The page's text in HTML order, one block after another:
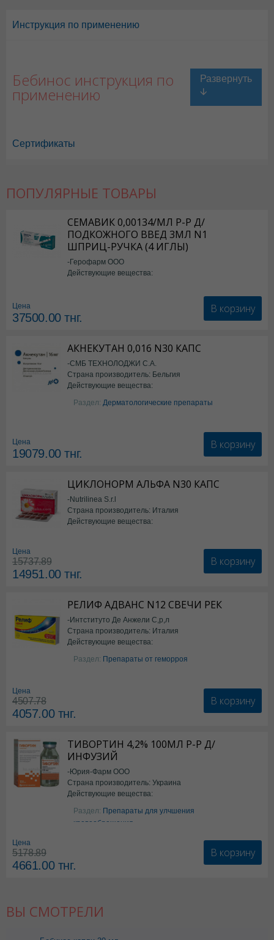
Инструкция по применению
Бебинос инструкция по
применению
Бебинос в Астане Бебинос в Уральске
Сертификаты
ПОПУЛЯРНЫЕ ТОВАРЫ
СЕМАВИК 0,00134/МЛ Р-Р Д/
ПОДКОЖНОГО ВВЕД 3МЛ N1
ШПРИЦ-РУЧКА (4 ИГЛЫ)
-Герофарм ООО
Действующие вещества:
Цена
37500.00тнг.
В корзину
АКНЕКУТАН 0,016 N30 КАПС
-СМБ ТЕХНОЛОДЖИ С.А.
Страна производитель: Бельгия
Действующие вещества:
Изотретиноин
Раздел: Дерматологические препараты
Цена
19079.00тнг.
В корзину
ЦИКЛОНОРМ АЛЬФА N30 КАПС
-Nutrilinea S.r.l
Страна производитель: Италия
Действующие вещества:
Цена
15737.89
14951.00тнг.
В корзину
РЕЛИФ АДВАНС N12 СВЕЧИ РЕК
-Интституто Де Анжели С,р,л
Страна производитель: Италия
Действующие вещества:
Бензокаин
Раздел: Препараты от геморроя
Цена
4507.78
4057.00тнг.
В корзину
ТИВОРТИН 4,2% 100МЛ Р-Р Д/
ИНФУЗИЙ
-Юрия-Фарм ООО
Страна производитель: Украина
Действующие вещества:
Аргинин
Раздел: Препараты для улчшения
кровообращения
Цена
5178.89
4661.00тнг.
В корзину
ВЫ СМОТРЕЛИ